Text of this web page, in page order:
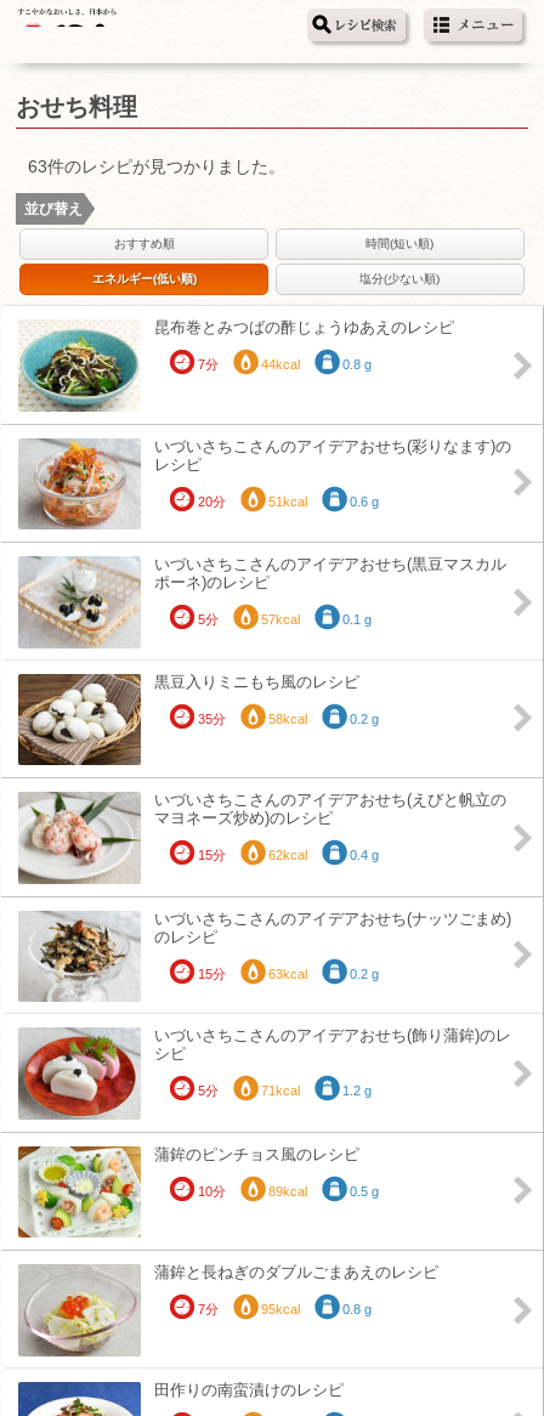
おせち料理
63件のレシピが見つかりました。
並び替え
おすすめ順 時間(短い順)
エネルギー(低い順) 塩分(少ない順)
昆布巻とみつばの酢じょうゆあえのレシピ
7分 44kcal 0.8 g
いづいさちこさんのアイデアおせち(彩りなます)の
レシピ
20分 51kcal 0.6 g
いづいさちこさんのアイデアおせち(黒豆マスカル
ポーネ)のレシピ
5分 57kcal 0.1 g
黒豆入りミニもち風のレシピ
35分 58kcal 0.2 g
いづいさちこさんのアイデアおせち(えびと帆立の
マヨネーズ炒め)のレシピ
15分 62kcal 0.4 g
いづいさちこさんのアイデアおせち(ナッツごまめ)
のレシピ
15分 63kcal 0.2 g
いづいさちこさんのアイデアおせち(飾り蒲鉾)のレ
シピ
5分 71kcal 1.2 g
蒲鉾のピンチョス風のレシピ
10分 89kcal 0.5 g
蒲鉾と長ねぎのダブルごまあえのレシピ
7分 95kcal 0.8 g
田作りの南蛮漬けのレシピ